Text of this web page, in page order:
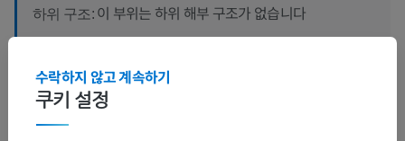
하위 구조: 이 부위는 하위 해부 구조가 없습니다
번역
쿠키 설정
수락하지 않고 계속하기